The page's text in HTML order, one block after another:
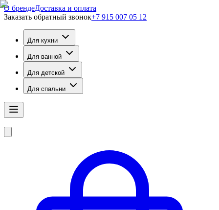
О брендеДоставка и оплата
Заказать обратный звонок+7 915 007 05 12
Для кухни
Для ванной
Для детской
Для спальни